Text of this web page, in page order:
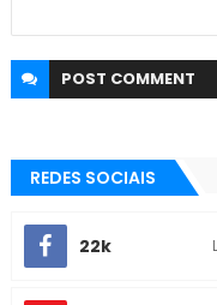
POST COMMENT
REDES SOCIAIS
22k